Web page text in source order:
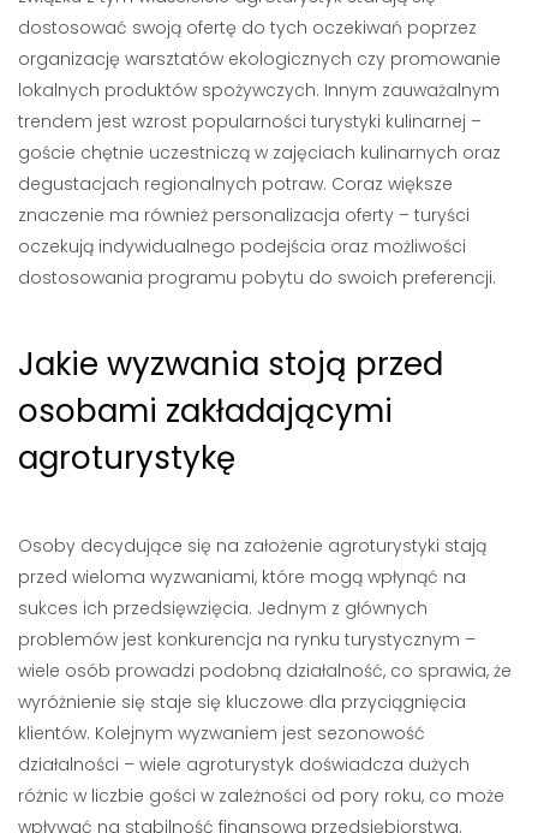
dostosować swoją ofertę do tych oczekiwań poprzez
organizację warsztatów ekologicznych czy promowanie
lokalnych produktów spożywczych. Innym zauważalnym
trendem jest wzrost popularności turystyki kulinarnej –
goście chętnie uczestniczą w zajęciach kulinarnych oraz
degustacjach regionalnych potraw. Coraz większe
znaczenie ma również personalizacja oferty – turyści
oczekują indywidualnego podejścia oraz możliwości
dostosowania programu pobytu do swoich preferencji.
Jakie wyzwania stoją przed
osobami zakładającymi
agroturystykę
Osoby decydujące się na założenie agroturystyki stają
przed wieloma wyzwaniami, które mogą wpłynąć na
sukces ich przedsięwzięcia. Jednym z głównych
problemów jest konkurencja na rynku turystycznym –
wiele osób prowadzi podobną działalność, co sprawia, że
wyróżnienie się staje się kluczowe dla przyciągnięcia
klientów. Kolejnym wyzwaniem jest sezonowość
działalności – wiele agroturystyk doświadcza dużych
różnic w liczbie gości w zależności od pory roku, co może
wpływać na stabilność finansową przedsiębiorstwa.